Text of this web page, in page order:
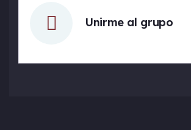
Unirme al grupo